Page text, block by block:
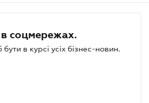
соцмережах.
в курсі усіх бізнес-новин.